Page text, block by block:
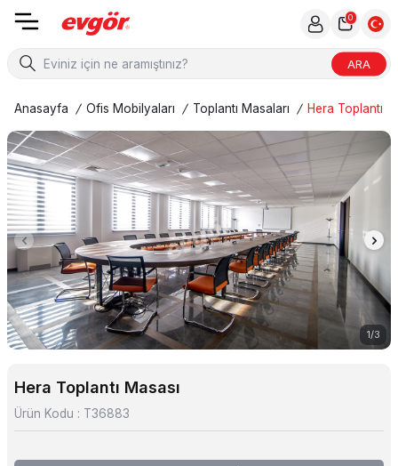
ARA
0
Anasayfa / Ofis Mobilyaları / Toplantı Masaları / Hera Toplantı
1/3
Hera Toplantı Masası
Ürün Kodu : T36883